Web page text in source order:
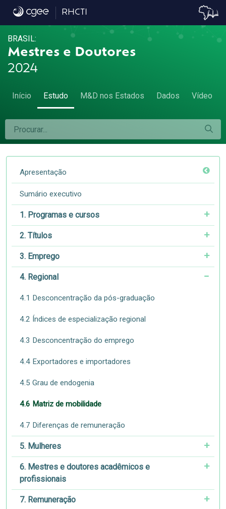
4.6 Matriz de mobilidade - 4.6 Matriz de
RHCTI
BRASIL:
Mestres e Doutores
2024
Início Estudo M&D nos Estados Dados Vídeo
Apresentação
Sumário executivo
1. Programas e cursos
2. Títulos
3. Emprego
4. Regional
4.1 Desconcentração da pós-graduação
4.2 Índices de especialização regional
4.3 Desconcentração do emprego
4.4 Exportadores e importadores
4.5 Grau de endogenia
4.6 Matriz de mobilidade
4.7 Diferenças de remuneração
5. Mulheres
6. Mestres e doutores acadêmicos e
profissionais
7. Remuneração